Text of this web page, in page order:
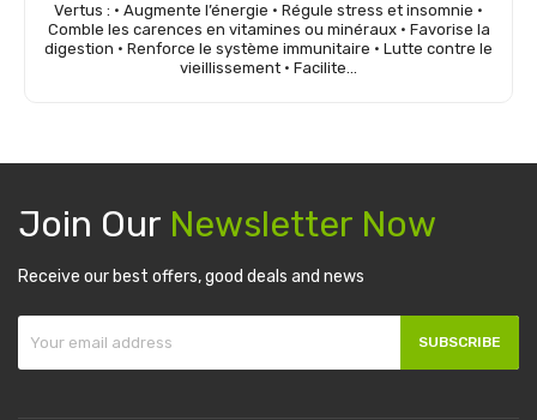
Vertus : • Augmente l’énergie • Régule stress et insomnie •
Comble les carences en vitamines ou minéraux • Favorise la
digestion • Renforce le système immunitaire • Lutte contre le
vieillissement • Facilite...
Join Our Newsletter Now
Receive our best offers, good deals and news
SUBSCRIBE